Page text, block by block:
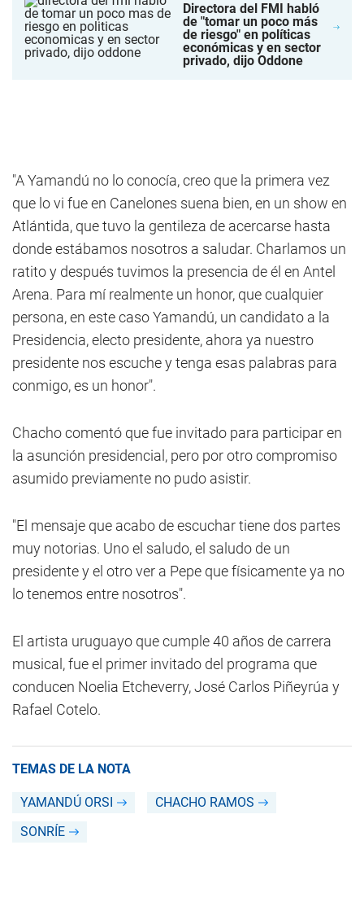
Directora del FMI habló
de "tomar un poco más
de riesgo" en políticas
económicas y en sector
privado, dijo Oddone
"A Yamandú no lo conocía, creo que la primera vez
que lo vi fue en Canelones suena bien, en un show en
Atlántida, que tuvo la gentileza de acercarse hasta
donde estábamos nosotros a saludar. Charlamos un
ratito y después tuvimos la presencia de él en Antel
Arena. Para mí realmente un honor, que cualquier
persona, en este caso Yamandú, un candidato a la
Presidencia, electo presidente, ahora ya nuestro
presidente nos escuche y tenga esas palabras para
conmigo, es un honor".
Chacho comentó que fue invitado para participar en
la asunción presidencial, pero por otro compromiso
asumido previamente no pudo asistir.
"El mensaje que acabo de escuchar tiene dos partes
muy notorias. Uno el saludo, el saludo de un
presidente y el otro ver a Pepe que físicamente ya no
lo tenemos entre nosotros".
El artista uruguayo que cumple 40 años de carrera
musical, fue el primer invitado del programa que
conducen Noelia Etcheverry, José Carlos Piñeyrúa y
Rafael Cotelo.
TEMAS DE LA NOTA
YAMANDÚ ORSI
CHACHO RAMOS
SONRÍE